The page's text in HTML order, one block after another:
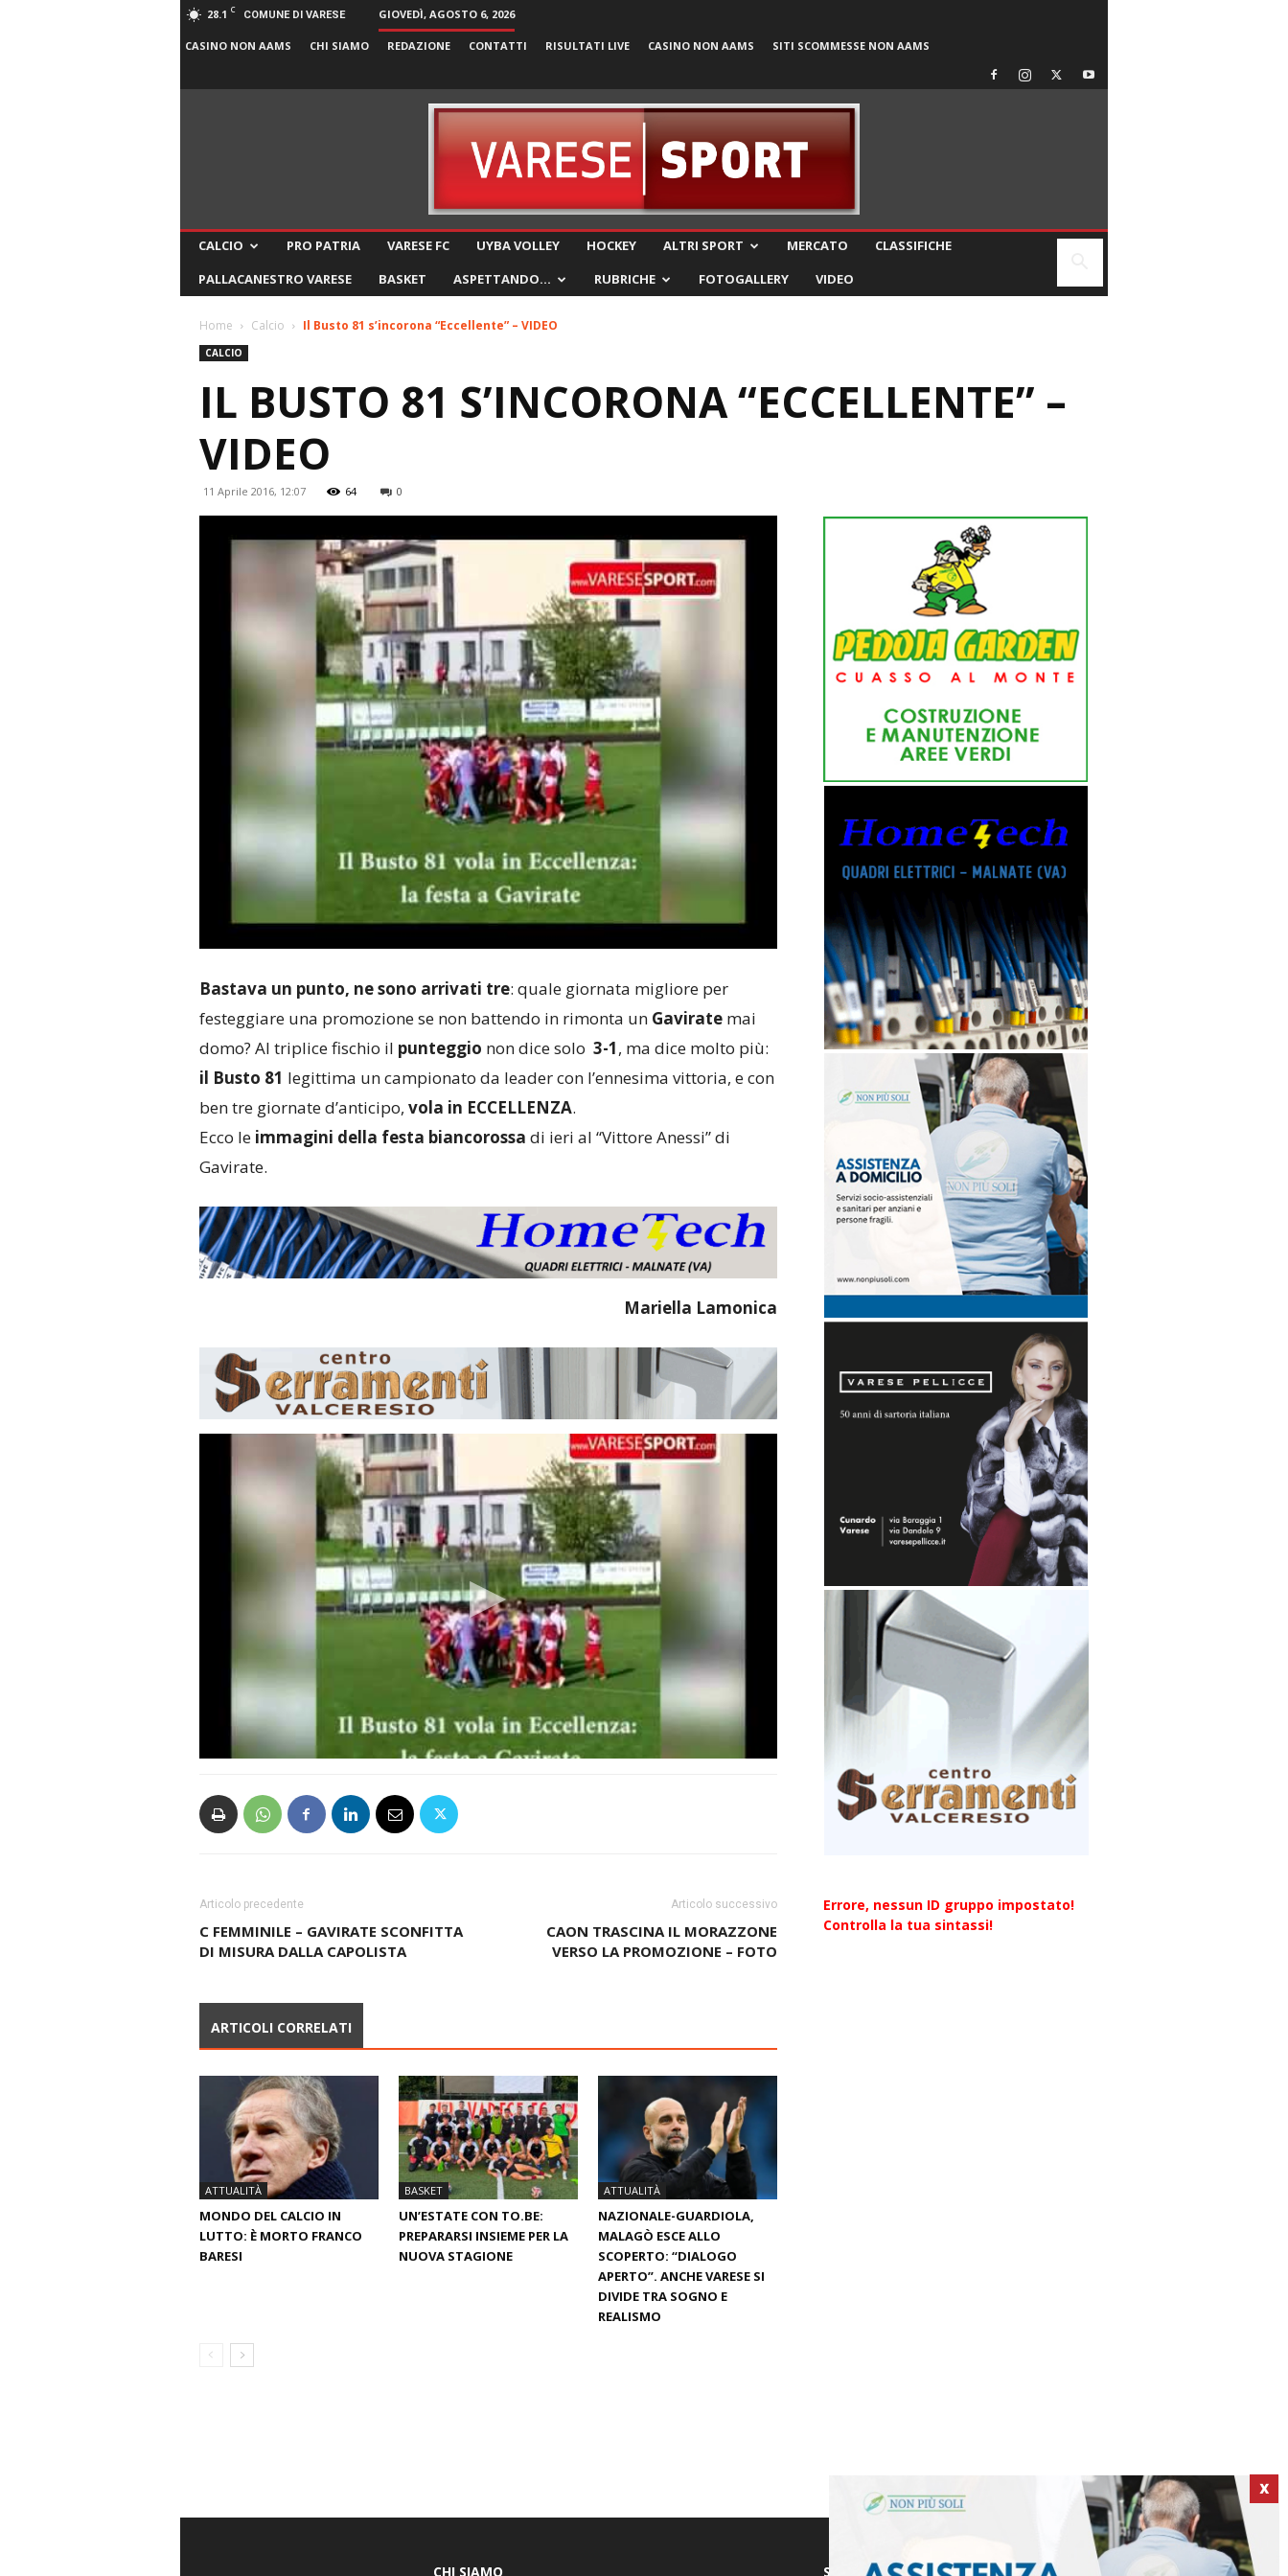
28.1 C COMUNE DI VARESE GIOVEDÌ, AGOSTO 6, 2026
CASINO NON AAMS CHI SIAMO REDAZIONE CONTATTI RISULTATI LIVE CASINO NON AAMS SITI SCOMMESSE NON AAMS
CALCIO PRO PATRIA VARESE FC UYBA VOLLEY HOCKEY ALTRI SPORT MERCATO
CLASSIFICHE
PALLACANESTRO VARESE
BASKET ASPETTANDO… RUBRICHE FOTOGALLERY VIDEO
Home Calcio Il Busto 81 s’incorona “Eccellente” – VIDEO
CALCIO
IL BUSTO 81 S’INCORONA “ECCELLENTE” –
VIDEO
11 Aprile 2016, 12:07 64 0
Bastava un punto, ne sono arrivati tre: quale giornata migliore per
festeggiare una promozione se non battendo in rimonta un Gaviratemai
domo? Al triplice fischio il punteggio non dice solo 3-1, ma dice molto più:
il Busto 81 legittima un campionato da leader con l’ennesima vittoria, e con
ben tre giornate d’anticipo, vola in ECCELLENZA.
Ecco le immagini della festa biancorossa di ieri al “Vittore Anessi” di
Gavirate.
Mariella Lamonica
Articolo precedente
C FEMMINILE – GAVIRATE SCONFITTA
DI MISURA DALLA CAPOLISTA
Articolo successivo
CAON TRASCINA IL MORAZZONE
VERSO LA PROMOZIONE – FOTO
ARTICOLI CORRELATI
ATTUALITÀ
MONDO DEL CALCIO IN
LUTTO: È MORTO FRANCO
BARESI
BASKET
UN’ESTATE CON TO.BE:
PREPARARSI INSIEME PER LA
NUOVA STAGIONE
ATTUALITÀ
NAZIONALE-GUARDIOLA,
MALAGÒ ESCE ALLO
SCOPERTO: “DIALOGO
APERTO”. ANCHE VARESE SI
DIVIDE TRA SOGNO E
REALISMO
Errore, nessun ID gruppo impostato!
Controlla la tua sintassi!
X
CHI SIAMO SEGUICI